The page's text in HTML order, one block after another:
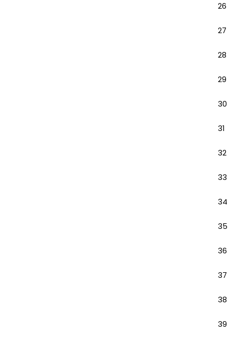
26
27
28
29
30
31
32
33
34
35
36
37
38
39